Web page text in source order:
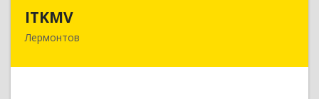
ITKMV
Лермонтов